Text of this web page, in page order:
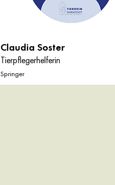
Claudia Soster
Tierpflegerhelferin
Springer